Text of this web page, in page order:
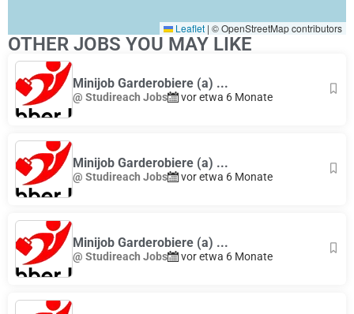
Leaflet | © OpenStreetMap contributors
OTHER JOBS YOU MAY LIKE
Minijob Garderobiere (a) ...
@ Studireach Jobs vor etwa 6 Monate
Minijob Garderobiere (a) ...
@ Studireach Jobs vor etwa 6 Monate
Minijob Garderobiere (a) ...
@ Studireach Jobs vor etwa 6 Monate